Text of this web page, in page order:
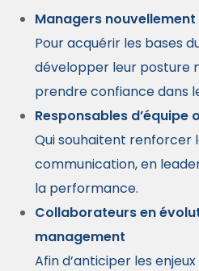
Managers
Pour acquérir les bases
développer leur posture
prendre confiance dans
Responsables d’équipe
Qui souhaitent renforcer
communication, en
la performance.
Collaborateurs en
management
Afin d’anticiper les